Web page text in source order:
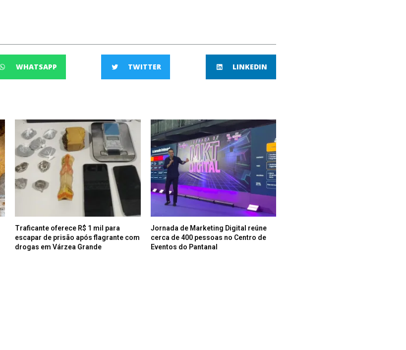
WHATSAPP TWITTER LINKEDIN
Traficante oferece R$ 1 mil para
escapar de prisão após flagrante com
drogas em Várzea Grande
Jornada de Marketing Digital reúne
cerca de 400 pessoas no Centro de
Eventos do Pantanal